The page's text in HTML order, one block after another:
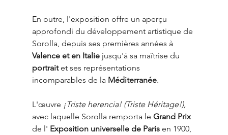
En outre, l'exposition offre un aperçu
approfondi du développement artistique de
Sorolla, depuis ses premières années à
Valence et en Italie jusqu'à sa maîtrise du
portrait et ses représentations
incomparables de la Méditerranée.
L'œuvre ¡Triste herencia! (Triste Héritage!),
avec laquelle Sorolla remporta le Grand Prix
de l' Exposition universelle de Paris en 1900,